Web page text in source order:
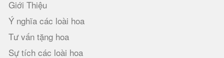
Giới Thiệu
Ý nghĩa các loài hoa
Tư vấn tặng hoa
Sự tích các loài hoa